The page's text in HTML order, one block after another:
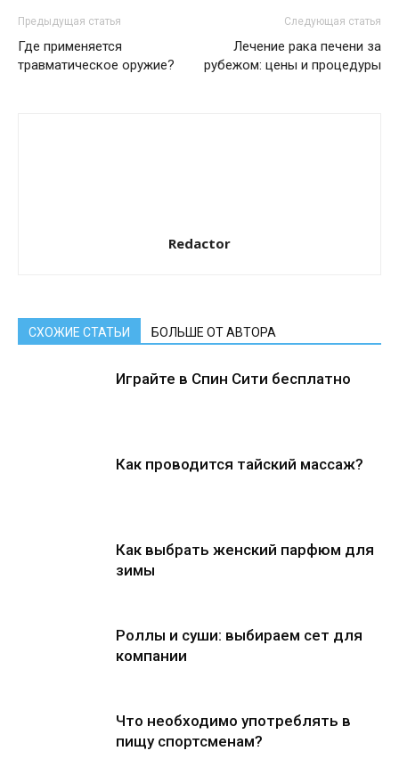
Предыдущая статья
Где применяется
травматическое оружие?
Следующая статья
Лечение рака печени за
рубежом: цены и процедуры
Redactor
СХОЖИЕ СТАТЬИ БОЛЬШЕ ОТ АВТОРА
Играйте в Спин Сити бесплатно
Как проводится тайский массаж?
Как выбрать женский парфюм для
зимы
Роллы и суши: выбираем сет для
компании
Что необходимо употреблять в
пищу спортсменам?